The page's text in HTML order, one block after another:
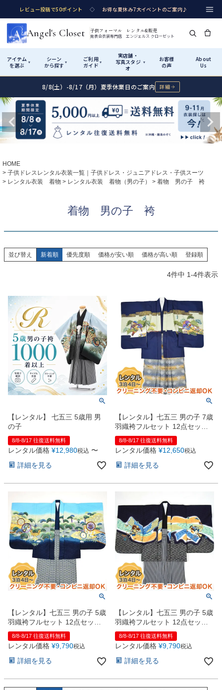
レビュー投稿で50ポイント ◇ お得な夏休み7大イベントのご案内♪
Angel's Closet 子供フォーマル レンタル&販売
発表会衣装専門店 エンジェルス クローゼット
アイテム
を選ぶ
▾
シーン
から探す ▾
ご利用
ガイド ▾
実店舗・
写真スタジ
オ
▾
お客様
の声
About
Us
Shop by Category アイテムから探す
カテゴリ詳細→ サイズで選ぶ →
Rentalレンタル
七五三着物 シューズ
アウター レディース
Sale販売
コスチューム アウター
インナー・パニエ アクセサリー
ジュエリー 音楽雑貨
Shop by Occasion シーンから探す
性別・サイズで絞り込む→
発表会・コンクール 結婚式
Graduation & Entrance
卒業式・入学式
きちんと感のあるフォーマル
Shichi-Go-San
七五三
3歳・5歳・7歳の晴れの日
How It Works ご利用ガイド
Startはじめに
01
02 サイズの選び方
Angel's Closetについて
Rentalレンタル
05 レンタルの流れ
4ステップで簡単
06 あんしんパック
汚れ・キズ・破損の補償
Buy & Support ご購入・サポート
07 販売・共通のご案内
08 送料・お支払い
09 お問い合わせ
電話・メール・LINE
Visit Us 実店舗・写真スタジオ
Atelier
〒 茨城県土浦市大町14-16-1F
営業 10:00–18:00（完全予約制）
定休 月曜日
店舗を予約する →
Photography
写真スタジオ APS
Angel's Photo Studio
対応 七五三・発表会・記念撮影
予約 Web または お電話
特典 ヘアメイク・着付け
スタジオを予約 →
8/8(土）-8/17（月）夏季休業日のご案内 詳細
HOME
子供ドレスレンタル衣装一覧｜子供ドレス・ジュニアドレス・子供スーツ
レンタル衣装 着物
レンタル衣装 着物（男の子） 着物 男の子 袴
着物 男の子 袴
並び替え 新着順 優先度順 価格が安い順 価格が高い順 登録順
4件中 1-4件表示
【レンタル】 七五三 5歳用 男
の子
8/8-8/17 往復送料無料
レンタル価格 ¥12,980税込 〜
詳細を見る
【レンタル】七五三 男の子 7歳
羽織袴フルセット 12点セット
鷹 紺
8/8-8/17 往復送料無料
レンタル価格 ¥12,650税込
詳細を見る
【レンタル】七五三 男の子 5歳
羽織袴フルセット 12点セット
兜 紺ｘ水色
8/8-8/17 往復送料無料
レンタル価格 ¥9,790税込
詳細を見る
【レンタル】七五三 男の子 5歳
羽織袴フルセット 12点セット
鷹 黒ｘ濃紺
8/8-8/17 往復送料無料
レンタル価格 ¥9,790税込
詳細を見る